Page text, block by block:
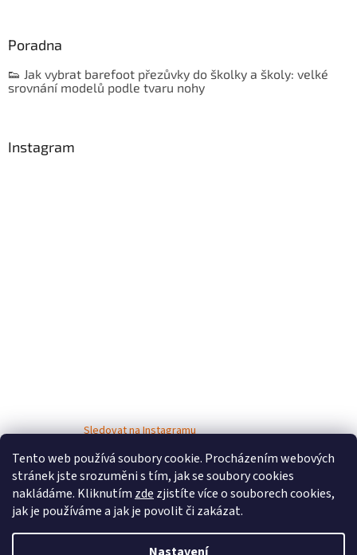
Tento web používá soubory cookie. Procházením webových
stránek jste srozuměni s tím, jak se soubory cookies
nakládáme. Kliknutím zde zjistíte více o souborech cookies,
jak je používáme a jak je povolit či zakázat.
Poradna
👟 Jak vybrat barefoot přezůvky do školky a školy: velké
srovnání modelů podle tvaru nohy
Instagram
Sledovat na Instagramu